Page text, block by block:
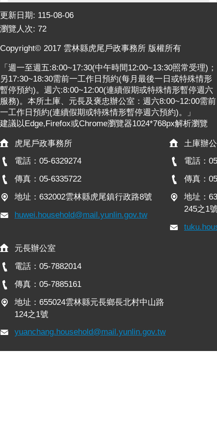
更新日期: 115-08-06
瀏覽人次: 72
Copyright© 2017 雲林縣虎尾戶政事務所 版權所有
「週一至週五:8:00~17:30(中午時間12:00~13:30照常受理)；
另17:30~18:30需前一工作日預約(每月最後一日或特殊情形
暫停預約)。週六:8:00~12:00(連續假期或特殊情形暫停週六
服務)。本所土庫、元長及褒忠辦公室：週六8:00~12:00需前
一工作日預約(連續假期或特殊情形暫停週六預約)。」
建議以Edge,Firefox或Chrome瀏覽器1024*768px解析瀏覽
虎尾戶政事務所
電話：05-6329274
傳真：05-6335722
地址：632002雲林縣虎尾鎮行政路8號
huwei.household@mail.yunlin.gov.tw
土庫辦
電話：
傳真：
地址：
245之1
元長辦公室
電話：05-7882014
傳真：05-7885161
地址：655024雲林縣元長鄉長北村中山路
124之1號
yuanchang.household@mail.yunlin.gov.tw